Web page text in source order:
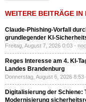
WEITERE BEITRÄGE IN
Claude-Phishing-Vorfall
grundlegender KI-
Freitag, August 7, 2026 0:03 -
Reges Interesse am 4. KI-
Landes Brandenburg
Donnerstag, August 6, 2026 8:53
Digitalisierung der Schiene:
Modernisierung